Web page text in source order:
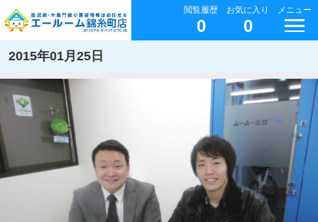
閲覧履歴
0
お気に入り
0
メニュー
2015年01月25日